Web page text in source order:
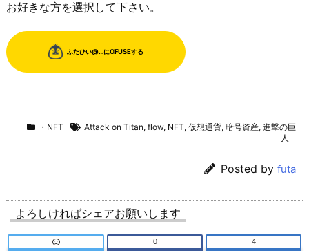
お好きな方を選択して下さい。
・NFT Attack on Titan, flow, NFT, 仮想通貨, 暗号資産, 進撃の巨
人
Posted by futa
よろしければシェアお願いします
0 4